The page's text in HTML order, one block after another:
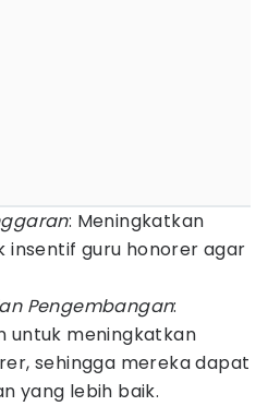
: Meningkatkan
insentif guru honorer agar
Pengembangan:
untuk meningkatkan
sehingga mereka dapat
yang lebih baik.